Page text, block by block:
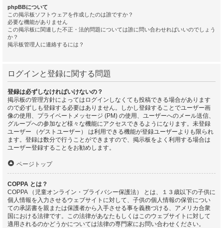
phpBBについて
この掲示板ソフトウェアを作成したのは誰ですか？
必要な機能がありません
この掲示板に関連した不正・法的問題については誰に問い合わせればいいのでしょう
か？
掲示板管理人に連絡するには？
ログインと登録に関する問題
登録は必ずしなければいけないの？
掲示板の管理方針によってはログインしなくても投稿できる場合があります
ので必ずしも登録する必要はありません。しかし登録することでユーザー画
像の使用、プライベートメッセージ (PM) の使用、ユーザーへのメール送信、
グループへの参加など様々な機能にアクセスできるようになります。未登録
ユーザー （ゲストユーザー） は利用できる機能が登録ユーザーよりも限られ
ます。登録は数分で行うことができますので、掲示板をよく利用する場合は
ユーザー登録することをお勧めします。
ページトップ
COPPA とは？
COPPA （児童オンライン・プライバシー保護法） とは、１３歳以下の子供に
個人情報を入力させるウェブサイトに対して、子供の個人情報の保管につい
ての承諾書を親または保護者から入手させる事を義務づける、アメリカ合衆
国における法律です。この法律があなたもしくはこのウェブサイトに対して
適用されるのかどうかについては法律の専門家にお問い合わせください。